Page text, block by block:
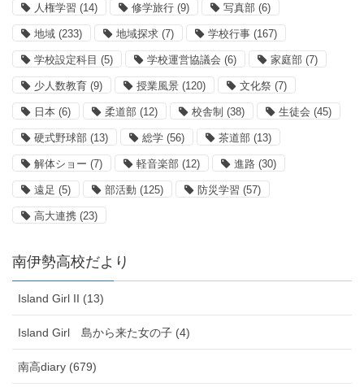
人権学習 (14) 修学旅行 (9) 写真部 (6)
地域 (233) 地域探求 (7) 学校行事 (167)
学校設定科目 (5) 学校運営協議会 (6) 家庭部 (7)
少人数教育 (9) 授業風景 (120) 文化祭 (7)
日本 (6) 柔道部 (12) 校舎制 (38) 生徒会 (45)
硬式野球部 (13) 総学 (56) 茶道部 (13)
解体ショー (7) 軽音楽部 (12) 進路 (30)
遠足 (5) 部活動 (125) 防災学習 (57)
高大連携 (23)
南伊勢高校だより
Island Girl II (13)
Island Girl 島から来た女の子 (4)
南高diary (679)